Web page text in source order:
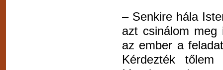
– Senkire hála
azt csinálom
az ember a
Kérdezték